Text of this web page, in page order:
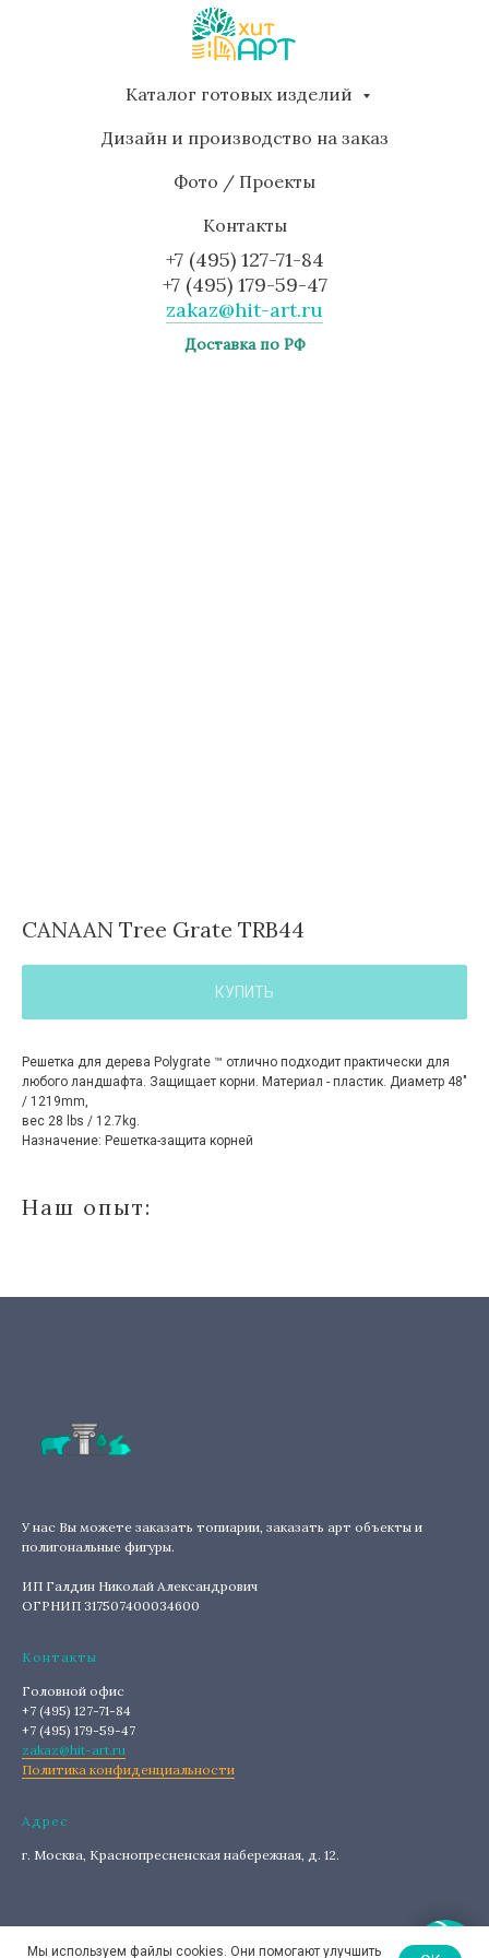
Каталог готовых изделий
Дизайн и производство на заказ
Фото / Проекты
Контакты
+7 (495) 127-71-84
+7 (495) 179-59-47
zakaz@hit-art.ru
Доставка по РФ
CANAAN Tree Grate TRB44
КУПИТЬ
Решетка для дерева Polygrate ™ отлично подходит практически для
любого ландшафта. Защищает корни. Материал - пластик. Диаметр 48″
/ 1219mm,
вес 28 lbs / 12.7kg.
Назначение: Решетка-защита корней
Наш опыт:
У нас Вы можете заказать топиарии, заказать арт объекты и
полигональные фигуры.
ИП Галдин Николай Александрович
ОГРНИП 317507400034600
Контакты
Головной офис
+7 (495) 127-71-84
+7 (495) 179-59-47
zakaz@hit-art.ru
Политика конфиденциальности
Адрес
г. Москва, Краснопресненская набережная, д. 12.
Мы используем файлы cookies. Они помогают улучшить